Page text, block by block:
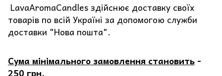
LavaAromaCandles здійснює доставку своїх
товарів по всій Україні за допомогою служби
доставки "Нова пошта".
Сума мінімального замовлення становить -
250 грн.